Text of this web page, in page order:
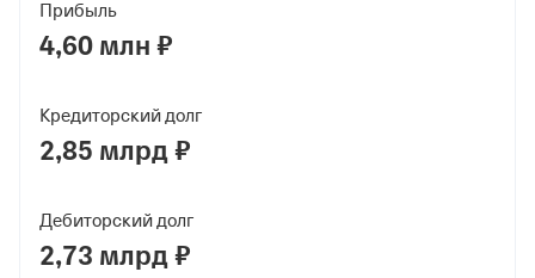
Краткое название
ООО "МАНГО ФРУТ"
143405, Московская обл, г Красногорск, Ильинское
шоссе, д 1А, помещ 17/7, ком 3
Прибыль
4,60 млн ₽
Кредиторский долг
2,85 млрд ₽
Дебиторский долг
2,73 млрд ₽